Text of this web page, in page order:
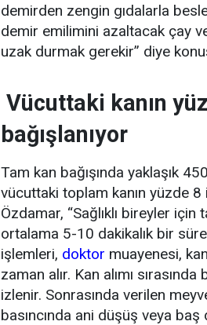
demirden zengin gıdalarla
demir emilimini azaltacak çay
uzak durmak gerekir” diye
Vücuttaki kanın
bağışlanıyor
Tam kan bağışında yaklaşık
vücuttaki toplam kanın yüzde
Özdamar, “Sağlıklı bireyler
ortalama 5-10 dakikalık bir
işlemleri, doktor muayenesi,
zaman alır. Kan alımı
izlenir. Sonrasında verilen
basıncında ani düşüş veya